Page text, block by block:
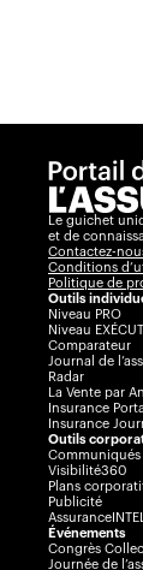
Le guichet
et de
Contactez-
Conditions
Politique de
Outils
Niveau PRO
Niveau
Comparateur
Journal de
Radar
La Vente par
Insurance Portal
Insurance
Outils
Communiqués
Visibilité360
Plans
Publicité
AssuranceINTEL
Événements
Congrès
Journée de